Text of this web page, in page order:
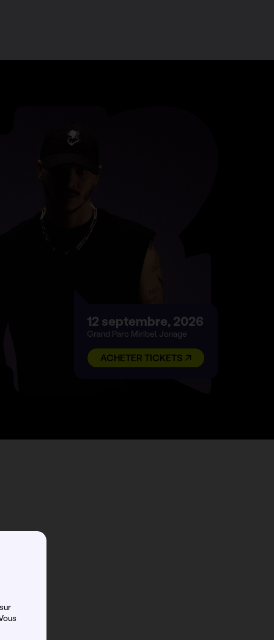
12 septembre, 2026
Grand Parc Miribel Jonage
ACHETER TICKETS